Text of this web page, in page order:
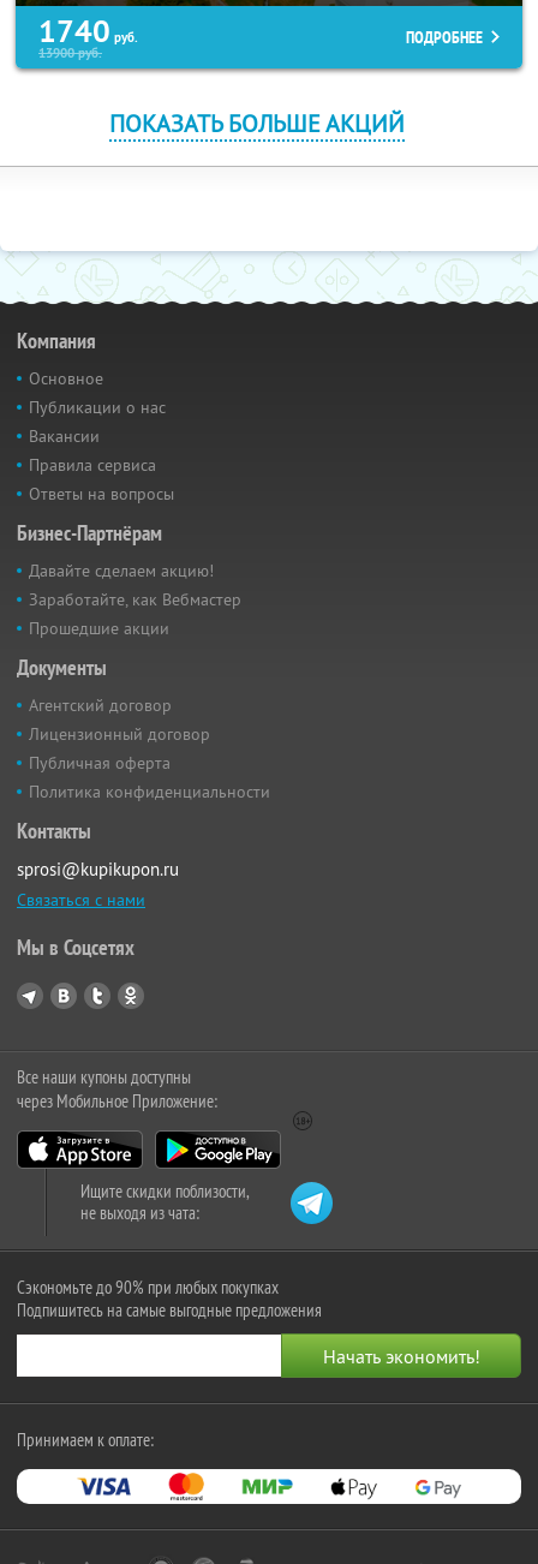
1740 руб.
13900руб.
ПОДРОБНЕЕ
ПОКАЗАТЬ БОЛЬШЕ АКЦИЙ
Компания
Основное
Публикации о нас
Вакансии
Правила сервиса
Ответы на вопросы
Бизнес-Партнёрам
Давайте сделаем акцию!
Заработайте, как Вебмастер
Прошедшие акции
Документы
Агентский договор
Лицензионный договор
Публичная оферта
Политика конфиденциальности
Контакты
sprosi@kupikupon.ru
Связаться с нами
Мы в Соцсетях
Все наши купоны доступны
через Мобильное Приложение:
Ищите скидки поблизости,
не выходя из чата:
Сэкономьте до 90% при любых покупках
Подпишитесь на самые выгодные предложения
Принимаем к оплате: